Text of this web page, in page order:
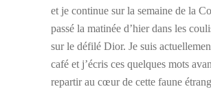
et je continue sur la semaine de la
passé la matinée d’hier dans les
sur le défilé Dior. Je suis
café et j’écris ces quelques mots
repartir au cœur de cette faune